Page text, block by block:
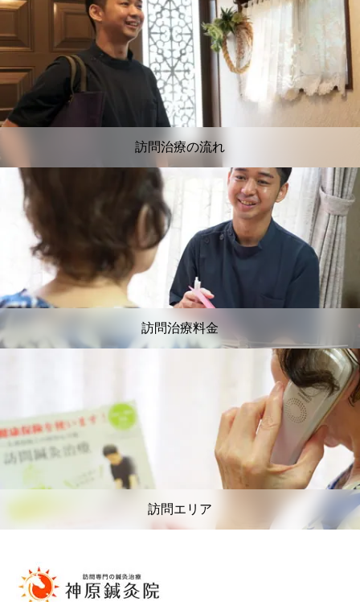
訪問治療の流れ
訪問治療料金
訪問エリア